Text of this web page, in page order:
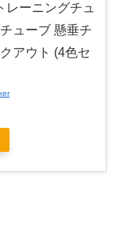
レーニングチュ
ューブ 懸垂チ
アウト (4色セ